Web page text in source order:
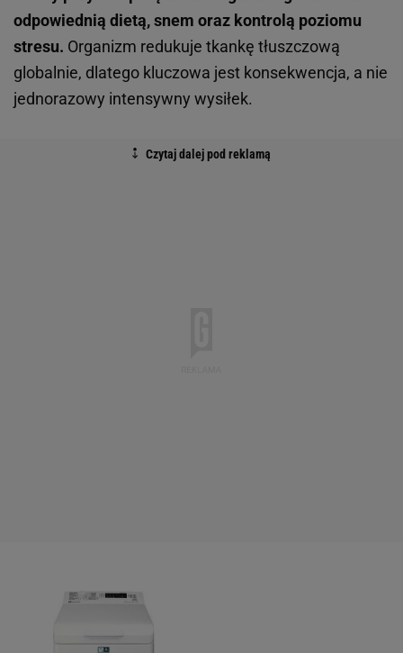
odpowiednią dietą, snem oraz kontrolą poziomu
stresu. Organizm redukuje tkankę tłuszczową
globalnie, dlatego kluczowa jest konsekwencja, a nie
jednorazowy intensywny wysiłek.